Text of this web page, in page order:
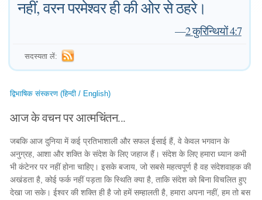
नहीं, वरन परमेश्वर ही की ओर से ठहरे।
—2 कुरिन्थियों 4:7
सदस्यता लें:
द्विभाषिक संस्करण (हिन्दी / English)
आज के वचन पर आत्मचिंतन...
जबकि आज दुनिया में कई प्रतिभाशाली और सफल ईसाई हैं, वे केवल भगवान के
अनुग्रह, आशा और शक्ति के संदेश के लिए जहाज हैं। संदेश के लिए हमारा ध्यान कभी
भी कंटेनर पर नहीं होना चाहिए। इसके बजाय, जो सबसे महत्वपूर्ण है वह संदेशवाहक की
अखंडता है, कोई फर्क नहीं पड़ता कि स्थिति क्या है, ताकि संदेश को बिना विचलित हुए
देखा जा सके। ईश्वर की शक्ति ही है जो हमें सम्हालती है, हमारा अपना नहीं, हम तो बस